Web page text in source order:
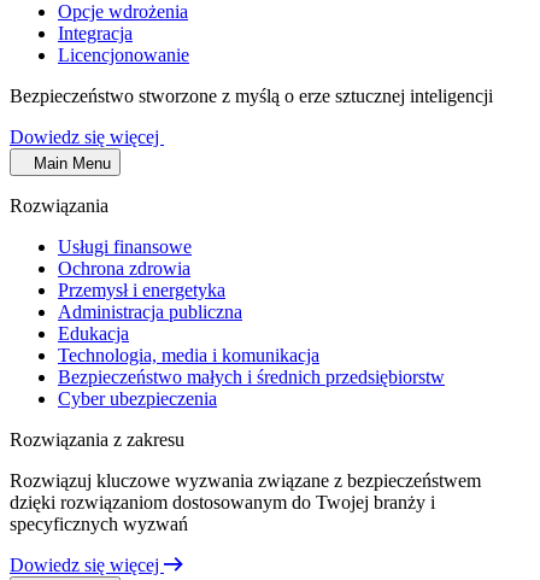
Opcje wdrożenia
Integracja
Licencjonowanie
Bezpieczeństwo stworzone z myślą o erze sztucznej inteligencji
Dowiedz się więcej
Main Menu
Rozwiązania
Usługi finansowe
Ochrona zdrowia
Przemysł i energetyka
Administracja publiczna
Edukacja
Technologia, media i komunikacja
Bezpieczeństwo małych i średnich przedsiębiorstw
Cyber ubezpieczenia
Rozwiązania z zakresu
Rozwiązuj kluczowe wyzwania związane z bezpieczeństwem
dzięki rozwiązaniom dostosowanym do Twojej branży i
specyficznych wyzwań
Dowiedz się więcej